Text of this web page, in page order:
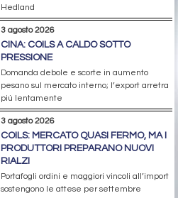
Hedland
3 agosto 2026
CINA: COILS A CALDO SOTTO
PRESSIONE
Domanda debole e scorte in aumento
pesano sul mercato interno; l’export arretra
più lentamente
3 agosto 2026
COILS: MERCATO QUASI FERMO, MA I
PRODUTTORI PREPARANO NUOVI
RIALZI
Portafogli ordini e maggiori vincoli all’import
sostengono le attese per settembre